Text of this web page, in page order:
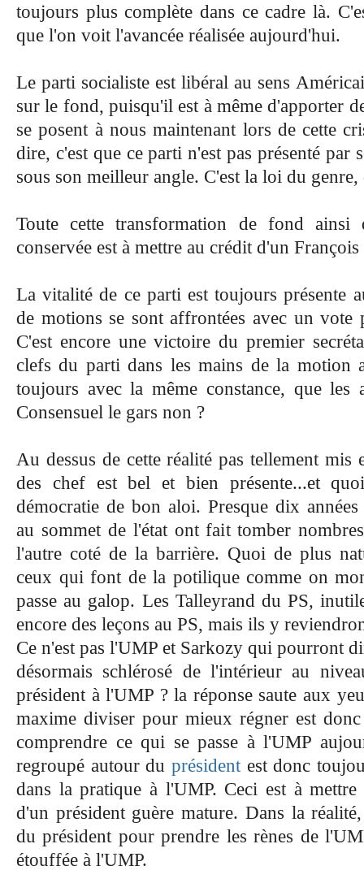
toujours plus complète dans ce cadre là.
que l'on voit l'avancée réalisée aujourd'hui.
Le parti socialiste est libéral au sens
sur le fond, puisqu'il est à même d'apporter
se posent à nous maintenant lors de cette
dire, c'est que ce parti n'est pas présenté par
sous son meilleur angle. C'est la loi du
Toute cette transformation de fond
conservée est à mettre au crédit d'un
La vitalité de ce parti est toujours présente
de motions se sont affrontées avec un
C'est encore une victoire du premier
clefs du parti dans les mains de la motion
toujours avec la même constance, que les
Consensuel le gars non ?
Au dessus de cette réalité pas tellement
des chef est bel et bien présente...et
démocratie de bon aloi. Presque dix années
au sommet de l'état ont fait tomber
l'autre coté de la barrière. Quoi de plus
ceux qui font de la potilique comme on
passe au galop. Les Talleyrand du PS,
encore des leçons au PS, mais ils y
Ce n'est pas l'UMP et Sarkozy qui pourront
désormais schlérosé de l'intérieur au
président à l'UMP ? la réponse saute aux
maxime diviser pour mieux régner est
comprendre ce qui se passe à l'UMP
regroupé autour du président est donc
dans la pratique à l'UMP. Ceci est à
d'un président guère mature. Dans la
du président pour prendre les rènes de
étouffée à l'UMP.